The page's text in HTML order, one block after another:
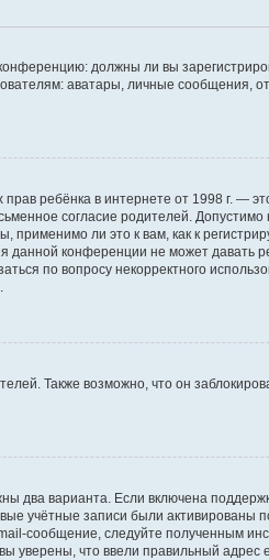
должны ли вы
аватары, личные сообщения,
ребёнка в интернете от 1998 г. —
согласие родителей.
ли это к вам, как к
данной конференции не может давать
по вопросу некорректного
Также возможно, что он
два варианта. Если включена
учётные записи были активированы
сообщение, следуйте полученным
что ввели правильный адрес